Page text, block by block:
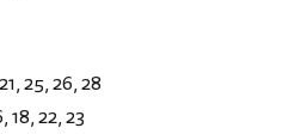
25, 26, 28
18, 22, 23